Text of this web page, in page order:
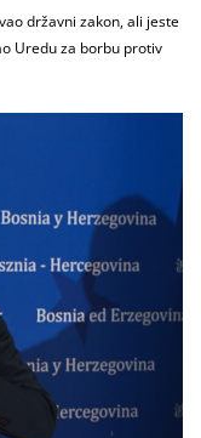
državni zakon, ali jeste
Uredu za borbu protiv